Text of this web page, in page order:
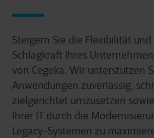
Steigern Sie die Flexibilität
Schlagkraft Ihres
von Cegeka. Wir unterstützen
Anwendungen zuverlässig,
zielgerichtet umzusetzen
Ihrer IT durch die
Legacy-Systemen zu